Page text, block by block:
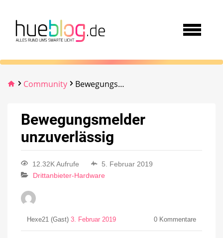
Community Bewegungsmelder unzuverlässig
Bewegungsmelder
unzuverlässig
12.32K Aufrufe
5. Februar 2019
Drittanbieter-Hardware
Hexe21 (Gast) 3. Februar 2019 0 Kommentare